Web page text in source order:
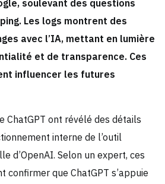
soulevant des questions
Les logs montrent des
avec l’IA, mettant en lumière
et de transparence. Ces
influencer les futures
ChatGPT ont révélé des détails
interne de l’outil
d’OpenAI. Selon un expert, ces
confirmer que ChatGPT s’appuie